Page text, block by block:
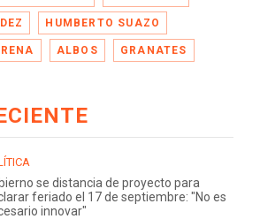
HUMBERTO SUAZO
ALBOS GRANATES
se distancia de proyecto para
feriado el 17 de septiembre: "No es
innovar"